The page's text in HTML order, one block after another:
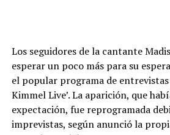
Los seguidores de la cantante
esperar un poco más para su
el popular programa de
Kimmel Live’. La aparición, que
expectación, fue reprogramada
imprevistas, según anunció la